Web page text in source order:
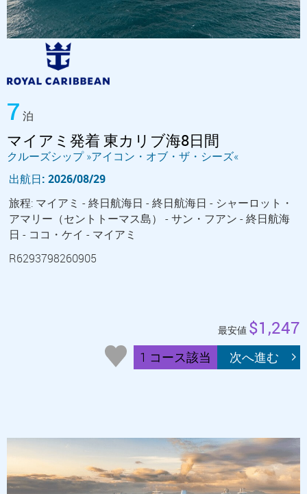
7 泊
マイアミ発着 東カリブ海8日間
クルーズシップ »アイコン・オブ・ザ・シーズ«
出航日: 2026/08/29
旅程: マイアミ - 終日航海日 - 終日航海日 - シャーロット・
アマリー（セントトーマス島） - サン・フアン - 終日航海
日 - ココ・ケイ - マイアミ
R6293798260905
最安値 $1,247
1 コース該当 次へ進む